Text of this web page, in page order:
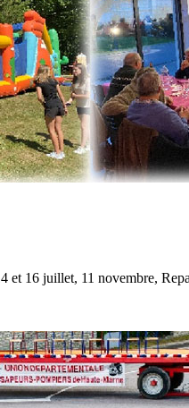
et 16 juillet, 11 novembre,